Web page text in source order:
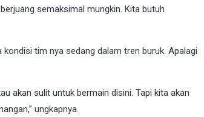
semaksimal mungkin. Kita butuh
tim nya sedang dalam tren buruk. Apalagi
akan sulit untuk bermain disini. Tapi kita akan
ungkapnya.